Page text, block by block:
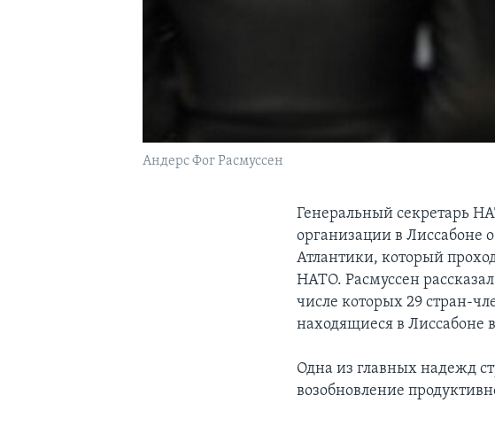
Андерс Фог Расмуссен
Генеральный секретарь
организации в Лиссабоне
Атлантики, который
НАТО. Расмуссен
числе которых 29 стран-
находящиеся в Лиссабоне
Одна из главных надежд
возобновление